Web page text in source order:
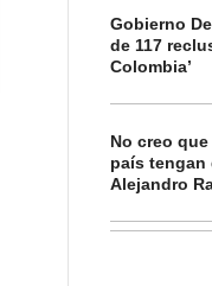
Gobierno
de 117
Colombia’
No creo
país tengan
Alejandro